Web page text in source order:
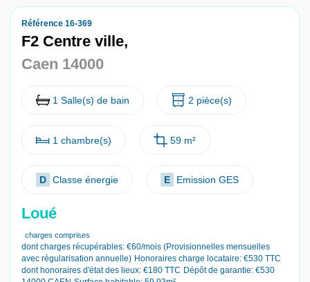
Référence 16-369
F2 Centre ville,
Caen 14000
1 Salle(s) de bain 2 pièce(s)
1 chambre(s) 59 m²
D Classe énergie E Emission GES
Loué
charges comprises
dont charges récupérables: €60/mois (Provisionnelles mensuelles
avec régularisation annuelle) Honoraires charge locataire: €530 TTC
dont honoraires d'état des lieux: €180 TTC Dépôt de garantie: €530